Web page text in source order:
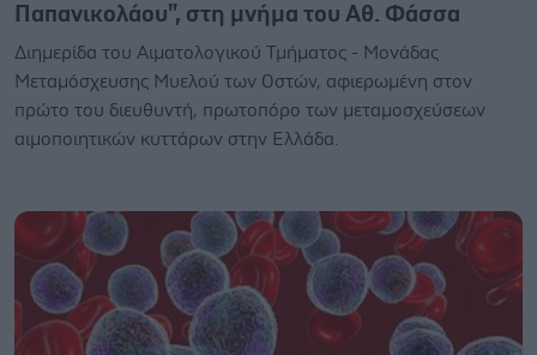
Παπανικολάου", στη μνήμα του Αθ. Φάσσα
Διημερίδα του Αιματολογικού Τμήματος - Μονάδας
Μεταμόσχευσης Μυελού των Οστών, αφιερωμένη στον
πρώτο του διευθυντή, πρωτοπόρο των μεταμοσχεύσεων
αιμοποιητικών κυττάρων στην Ελλάδα.